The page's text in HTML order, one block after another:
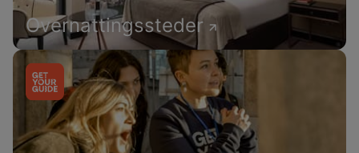
Overnattingssteder